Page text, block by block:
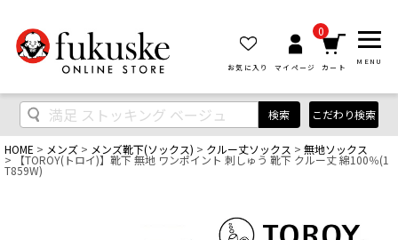
お気に入り マイページ
0
カート
MENU
検索 こだわり検索
HOME メンズ メンズ靴下(ソックス) クルー丈ソックス 無地ソックス
【TOROY(トロイ)】靴下 無地 ワンポイント 刺しゅう 靴下 クルー丈 綿100％(1
T859W)